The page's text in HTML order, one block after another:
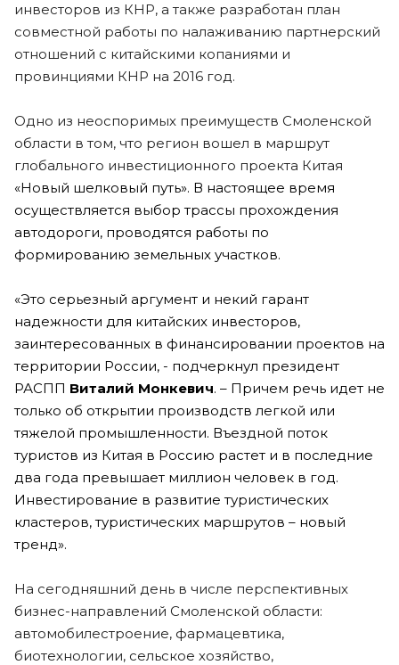
инвесторов из КНР, а также разработан план
совместной работы по налаживанию партнерский
отношений с китайскими копаниями и
провинциями КНР на 2016 год.
Одно из неоспоримых преимуществ Смоленской
области в том, что регион вошел в маршрут
глобального инвестиционного проекта Китая
«Новый шелковый путь». В настоящее время
осуществляется выбор трассы прохождения
автодороги, проводятся работы по
формированию земельных участков.
«Это серьезный аргумент и некий гарант
надежности для китайских инвесторов,
заинтересованных в финансировании проектов на
территории России, - подчеркнул президент
РАСПП Виталий Монкевич. – Причем речь идет не
только об открытии производств легкой или
тяжелой промышленности. Въездной поток
туристов из Китая в Россию растет и в последние
два года превышает миллион человек в год.
Инвестирование в развитие туристических
кластеров, туристических маршрутов – новый
тренд».
На сегодняшний день в числе перспективных
бизнес-направлений Смоленской области:
автомобилестроение, фармацевтика,
биотехнологии, сельское хозяйство,